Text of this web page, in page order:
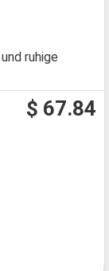
ruhige
$ 67.84